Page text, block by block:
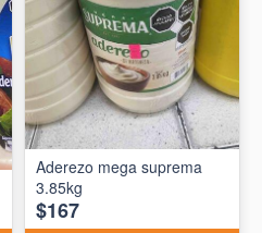
Aderezo mega suprema
3.85kg
$167